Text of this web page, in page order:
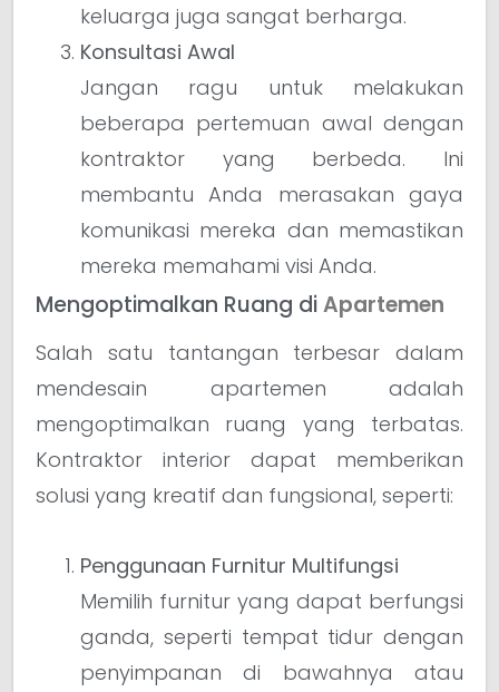
keluarga juga sangat berharga.
Konsultasi Awal
Jangan ragu untuk melakukan
beberapa pertemuan awal dengan
kontraktor yang berbeda. Ini
membantu Anda merasakan gaya
komunikasi mereka dan memastikan
mereka memahami visi Anda.
Mengoptimalkan Ruang diApartemen
Salah satu tantangan terbesar dalam
mendesain apartemen adalah
mengoptimalkan ruang yang terbatas.
Kontraktor interior dapat memberikan
solusi yang kreatif dan fungsional, seperti:
Penggunaan Furnitur Multifungsi
Memilih furnitur yang dapat berfungsi
ganda, seperti tempat tidur dengan
penyimpanan di bawahnya atau